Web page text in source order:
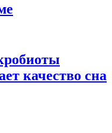
качество сна